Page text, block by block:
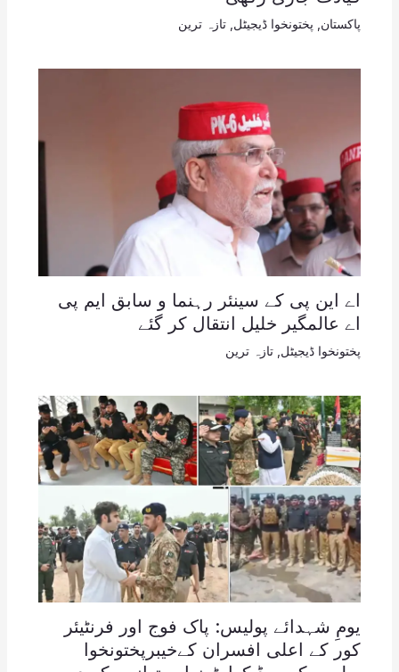
پاکستان پختونخوا ڈیجیٹل تازہ ترین
اے این پی کے سینئر رہنما و سابق ایم پی
اے عالمگیر خلیل انتقال کر گئے
پختونخوا ڈیجیٹل تازہ ترین
یومِ شہدائے پولیس: پاک فوج اور فرنٹیئر
کور کے اعلی افسران کےخیبرپختونخوا